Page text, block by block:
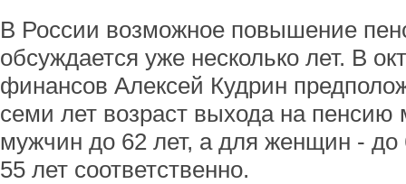
В России возможное повышение
обсуждается уже несколько лет. В
финансов Алексей Кудрин
семи лет возраст выхода на
мужчин до 62 лет, а для женщин -
55 лет соответственно.